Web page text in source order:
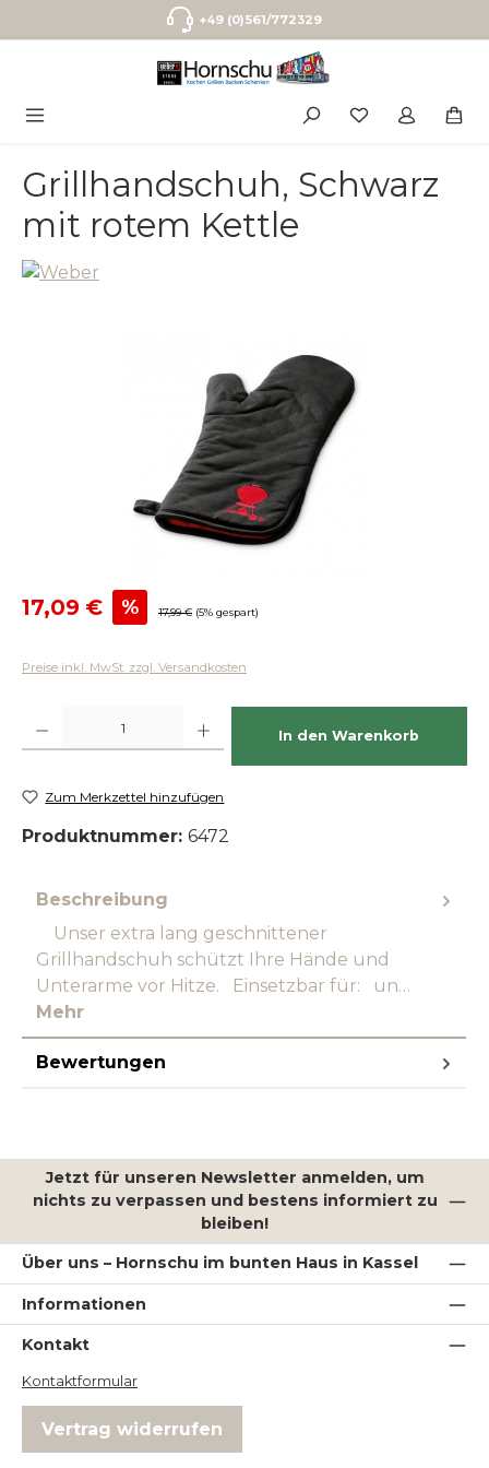
Zum Hauptinhalt springen+49 (0)561/772329
Grillhandschuh, Schwarz
mit rotem Kettle
Verkaufspreis:
17,09 € % Regulärer Preis:
17,99 € (5% gespart)
Preise inkl. MwSt. zzgl. Versandkosten
In den Warenkorb
Zum Merkzettel hinzufügen
Produktnummer: 6472
Beschreibung
Unser extra lang geschnittener
Grillhandschuh schützt Ihre Hände und
Unterarme vor Hitze. Einsetzbar für: un…
Mehr
Bewertungen
Jetzt für unseren Newsletter anmelden, um
nichts zu verpassen und bestens informiert zu
bleiben!
Über uns – Hornschu im bunten Haus in Kassel
Informationen
Kontakt
Kontaktformular
Vertrag widerrufen